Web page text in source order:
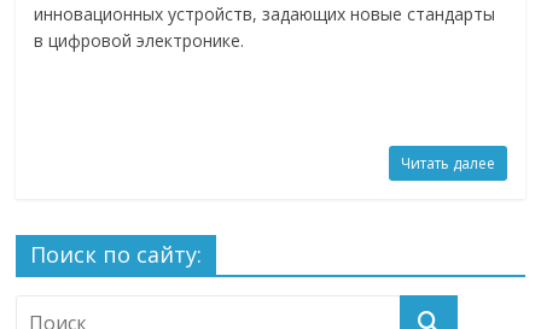
инновационных устройств, задающих новые стандарты
в цифровой электронике.
Читать далее
Поиск по сайту: